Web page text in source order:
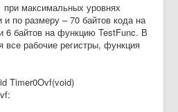
максимальных уровнях
и по размеру – 70 байтов кода на
6 байтов на функцию TestFunc. В
все рабочие регистры, функция